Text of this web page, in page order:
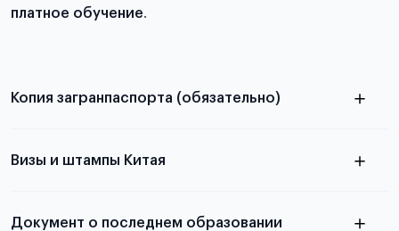
платное обучение.
Копия загранпаспорта (обязательно)
паспорта
Визы и штампы Китая
Документ о последнем образовании